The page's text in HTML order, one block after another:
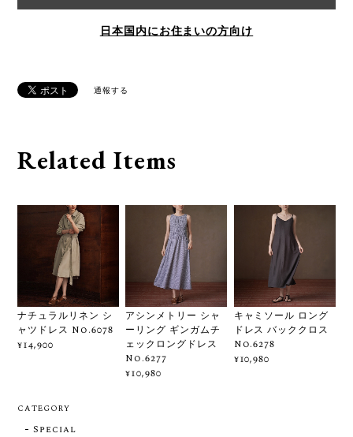
日本国内にお住まいの方向け
通報する
Related Items
ナチュラルリネン シ
ャツドレス No.6078
¥14,900
アシンメトリー シャ
ーリング ギンガムチ
ェックロングドレス
No.6277
¥10,980
キャミソール ロング
ドレス バッククロス
No.6278
¥10,980
CATEGORY
Special